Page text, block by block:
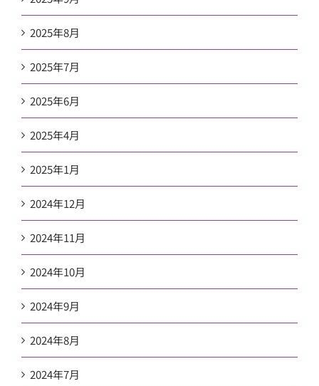
2025年8月
2025年7月
2025年6月
2025年4月
2025年1月
2024年12月
2024年11月
2024年10月
2024年9月
2024年8月
2024年7月